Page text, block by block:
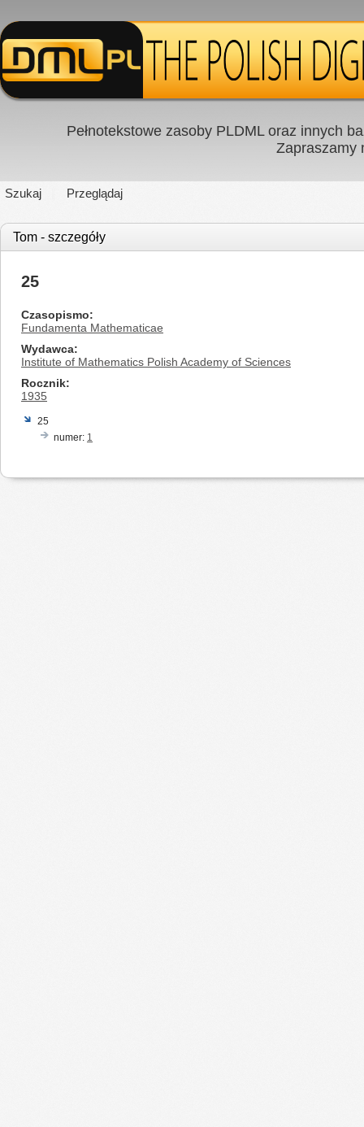
Pełnotekstowe zasoby PLDML oraz innych
Zapraszamy
Szukaj Przeglądaj
Tom - szczegóły
25
Czasopismo
Fundamenta Mathematicae
Wydawca
Institute of Mathematics Polish Academy of Sciences
Rocznik
1935
25
numer: 1